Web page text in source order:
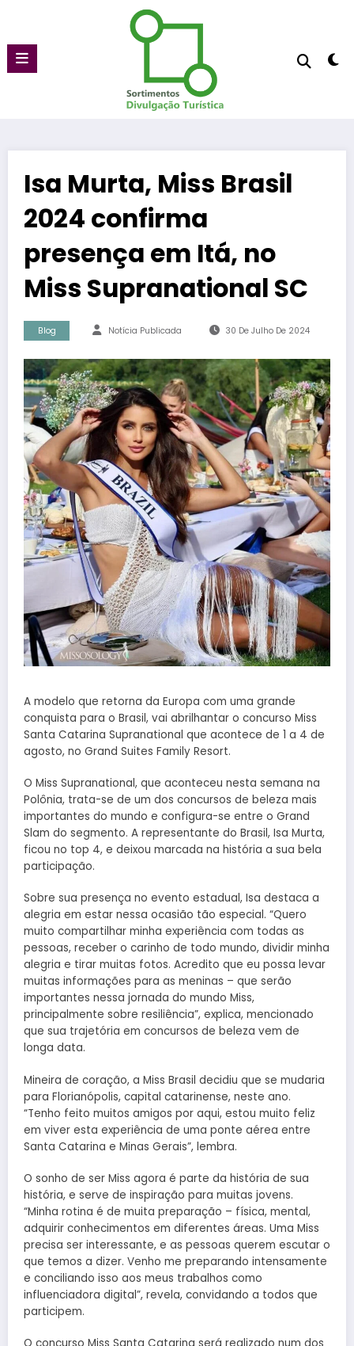
conteúdo
Isa Murta, Miss Brasil
2024 confirma
presença em Itá, no
Miss Supranational SC
Blog Notícia Publicada 30 De Julho De 2024
A modelo que retorna da Europa com uma grande
conquista para o Brasil, vai abrilhantar o concurso Miss
Santa Catarina Supranational que acontece de 1 a 4 de
agosto, no Grand Suites Family Resort.
O Miss Supranational, que aconteceu nesta semana na
Polônia, trata-se de um dos concursos de beleza mais
importantes do mundo e configura-se entre o Grand
Slam do segmento. A representante do Brasil, Isa Murta,
ficou no top 4, e deixou marcada na história a sua bela
participação.
Sobre sua presença no evento estadual, Isa destaca a
alegria em estar nessa ocasião tão especial. “Quero
muito compartilhar minha experiência com todas as
pessoas, receber o carinho de todo mundo, dividir minha
alegria e tirar muitas fotos. Acredito que eu possa levar
muitas informações para as meninas – que serão
importantes nessa jornada do mundo Miss,
principalmente sobre resiliência”, explica, mencionado
que sua trajetória em concursos de beleza vem de
longa data.
Mineira de coração, a Miss Brasil decidiu que se mudaria
para Florianópolis, capital catarinense, neste ano.
“Tenho feito muitos amigos por aqui, estou muito feliz
em viver esta experiência de uma ponte aérea entre
Santa Catarina e Minas Gerais”, lembra.
O sonho de ser Miss agora é parte da história de sua
história, e serve de inspiração para muitas jovens.
“Minha rotina é de muita preparação – física, mental,
adquirir conhecimentos em diferentes áreas. Uma Miss
precisa ser interessante, e as pessoas querem escutar o
que temos a dizer. Venho me preparando intensamente
e conciliando isso aos meus trabalhos como
influenciadora digital”, revela, convidando a todos que
participem.